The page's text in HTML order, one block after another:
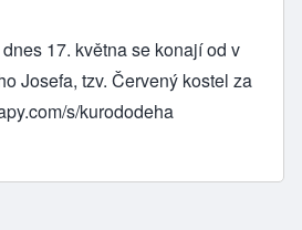
17. května se konají od v
Josefa, tzv. Červený kostel za
s/kurododeha